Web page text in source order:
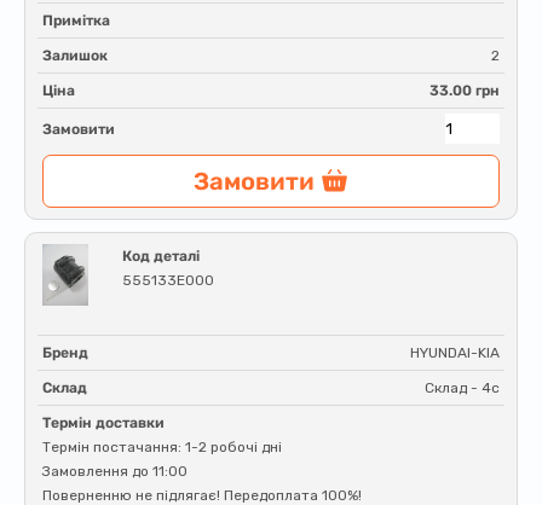
Примітка
Залишок 2
Ціна 33.00 грн
Замовити
Замовити
Код деталі
555133E000
Бренд HYUNDAI-KIA
Склад Склад - 4c
Термін доставки
Термін постачання: 1-2 робочі дні
Замовлення до 11:00
Поверненню не підлягає! Передоплата 100%!